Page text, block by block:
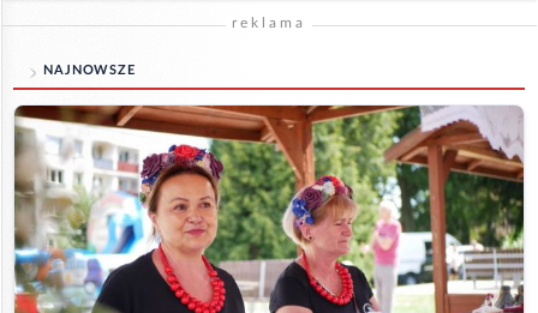
reklama
NAJNOWSZE